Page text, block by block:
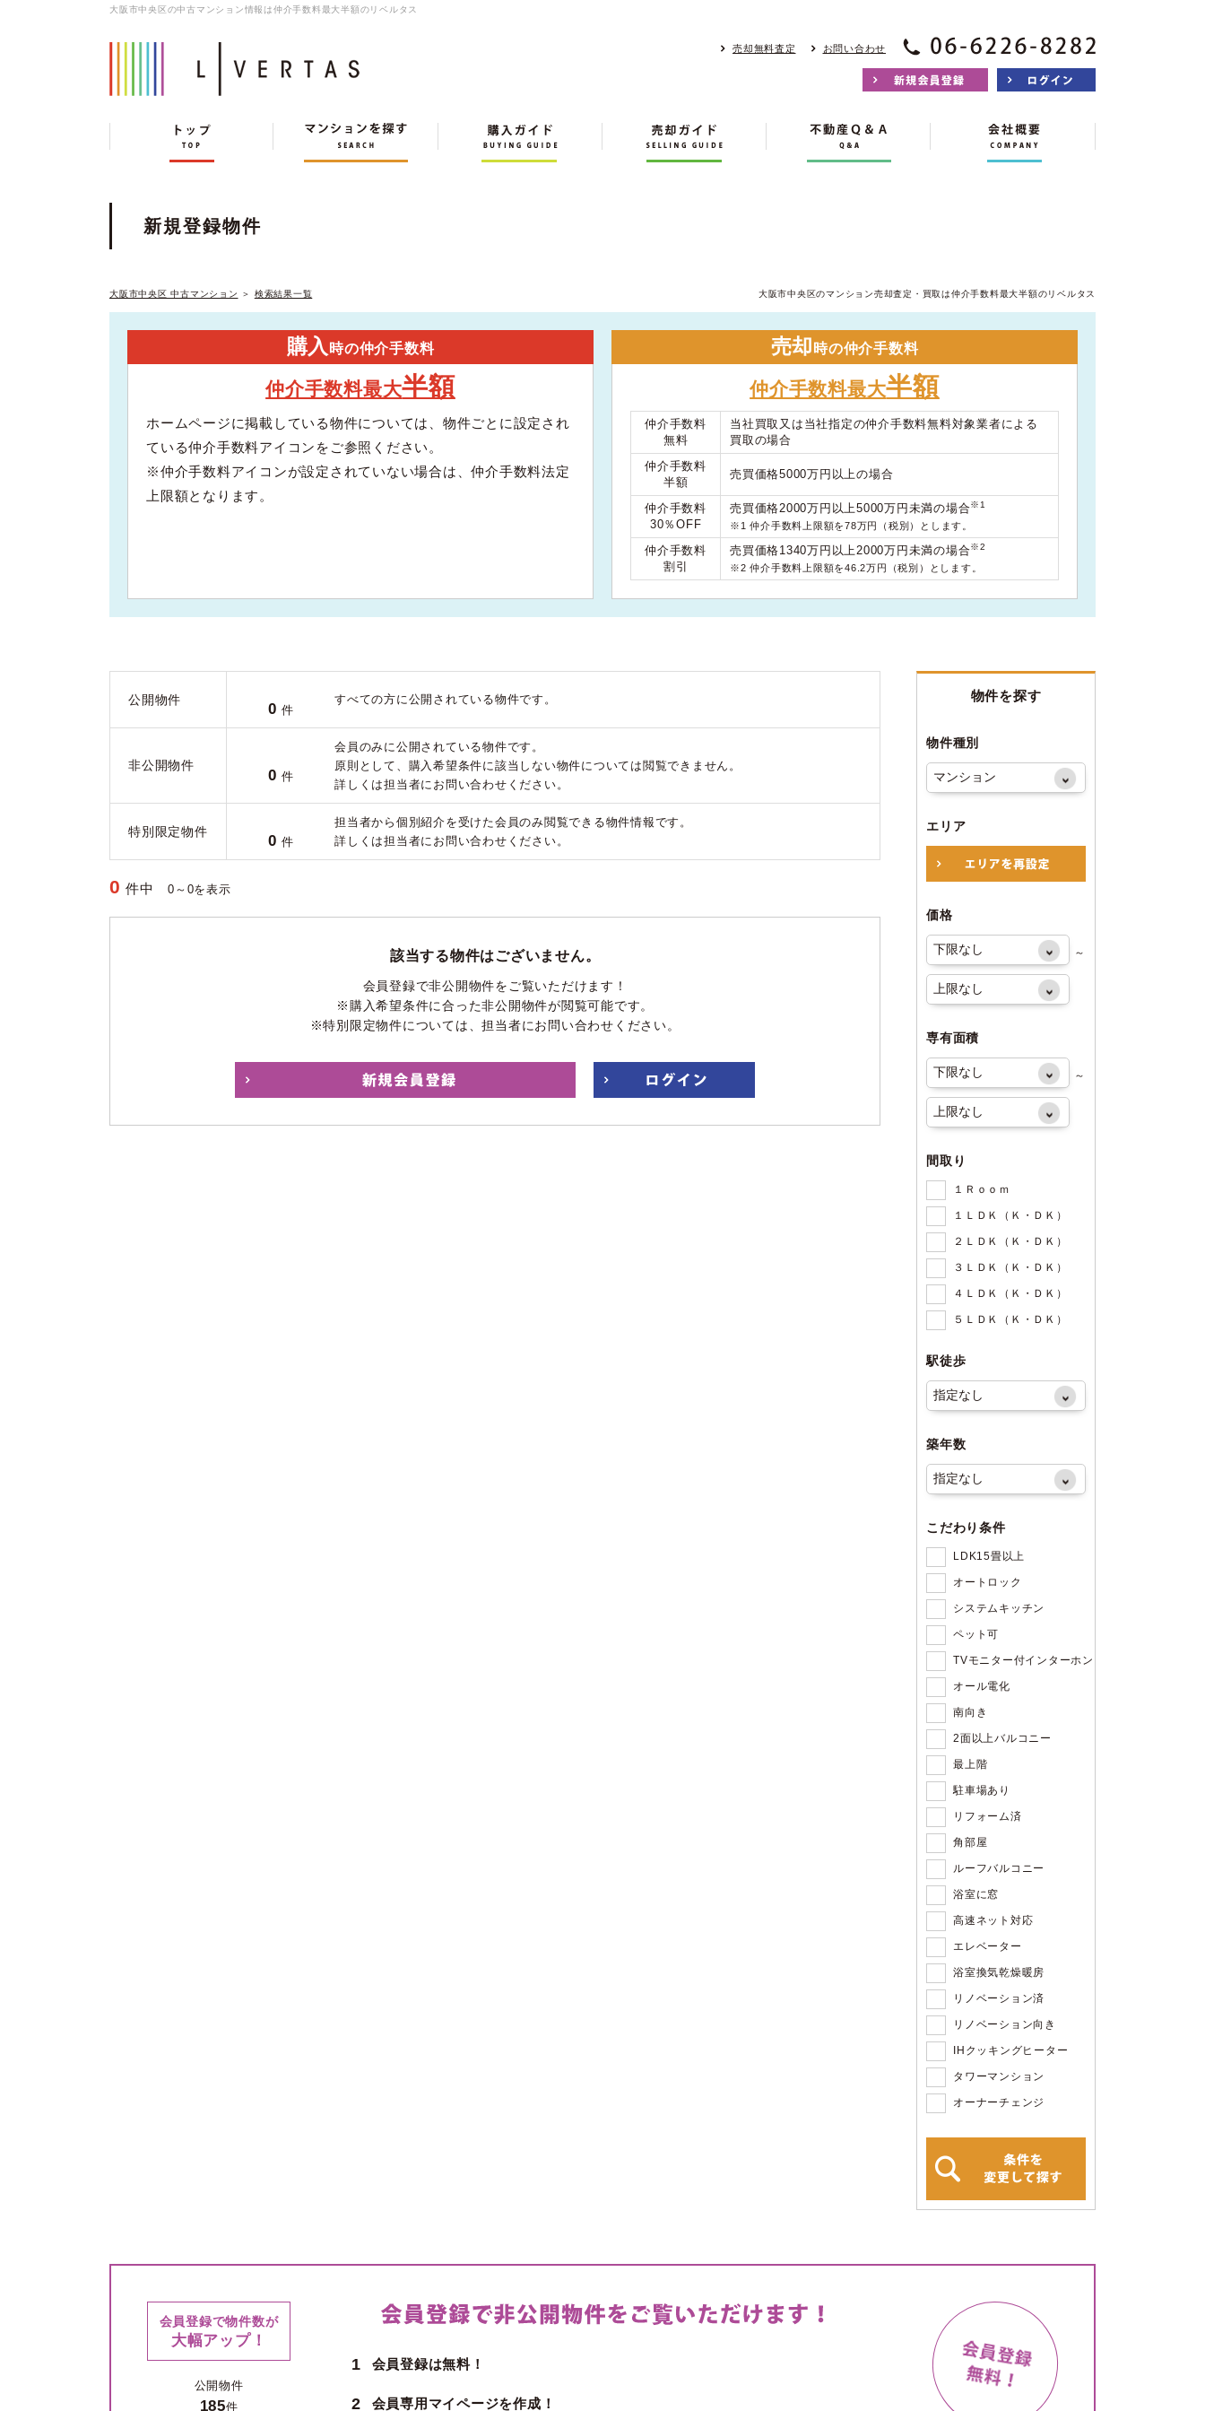
大阪市中央区の中古マンション情報は仲介手数料最大半額のリベルタス
売却無料査定 お問い合わせ
新規登録物件
大阪市中央区 中古マンション ＞ 検索結果一覧 大阪市中央区のマンション売却査定・買取は仲介手数料最大半額のリベルタス
購入 時の仲介手数料
仲介手数料最大半額
ホームページに掲載している物件については、物件ごとに設定され
ている仲介手数料アイコンをご参照ください。
※仲介手数料アイコンが設定されていない場合は、仲介手数料法定
上限額となります。
売却時の仲介手数料
仲介手数料最大半額
仲介手数料
無料
当社買取又は当社指定の仲介手数料無料対象業者による
買取の場合
仲介手数料
半額
売買価格5000万円以上の場合
仲介手数料
30％OFF
売買価格2000万円以上5000万円未満の場合※1
※1 仲介手数料上限額を78万円（税別）とします。
仲介手数料
割引
売買価格1340万円以上2000万円未満の場合※2
※2 仲介手数料上限額を46.2万円（税別）とします。
公開物件
0 件
すべての方に公開されている物件です。
非公開物件
0 件
会員のみに公開されている物件です。
原則として、購入希望条件に該当しない物件については閲覧できません。
詳しくは担当者にお問い合わせください。
特別限定物件
0 件
担当者から個別紹介を受けた会員のみ閲覧できる物件情報です。
詳しくは担当者にお問い合わせください。
0 件中 0～0を表示
該当する物件はございません。
会員登録で非公開物件をご覧いただけます！
※購入希望条件に合った非公開物件が閲覧可能です。
※特別限定物件については、担当者にお問い合わせください。
物件を探す
物件種別
エリア
価格
～
専有面積
～
間取り
１Ｒｏｏｍ
１ＬＤＫ（Ｋ・ＤＫ）
２ＬＤＫ（Ｋ・ＤＫ）
３ＬＤＫ（Ｋ・ＤＫ）
４ＬＤＫ（Ｋ・ＤＫ）
５ＬＤＫ（Ｋ・ＤＫ）
駅徒歩
築年数
こだわり条件
LDK15畳以上
オートロック
システムキッチン
ペット可
TVモニター付インターホン
オール電化
南向き
2面以上バルコニー
最上階
駐車場あり
リフォーム済
角部屋
ルーフバルコニー
浴室に窓
高速ネット対応
エレベーター
浴室換気乾燥暖房
リノベーション済
リノベーション向き
IHクッキングヒーター
タワーマンション
オーナーチェンジ
会員登録で物件数が
大幅アップ！
公開物件
185件
1 会員登録は無料！
2 会員専用マイページを作成！